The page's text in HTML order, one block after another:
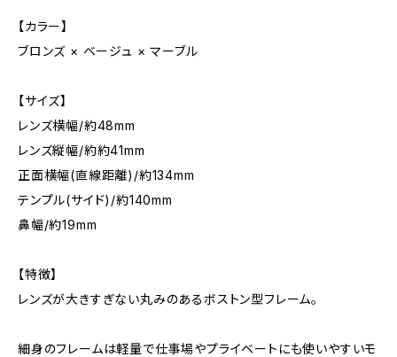
【カラー】
ブロンズ × ベージュ × マーブル
【サイズ】
レンズ横幅/約48mm
レンズ縦幅/約約41mm
正面横幅(直線距離)/約134mm
テンプル(サイド)/約140mm
鼻幅/約19mm
【特徴】
レンズが大きすぎない丸みのあるボストン型フレーム。
細身のフレームは軽量で仕事場やプライベートにも使いやすいモ